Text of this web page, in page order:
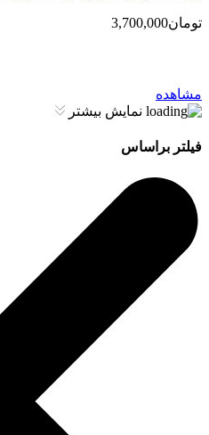
تومان3,700,000
مشاهده
نمایش بیشتر
فیلتر براساس